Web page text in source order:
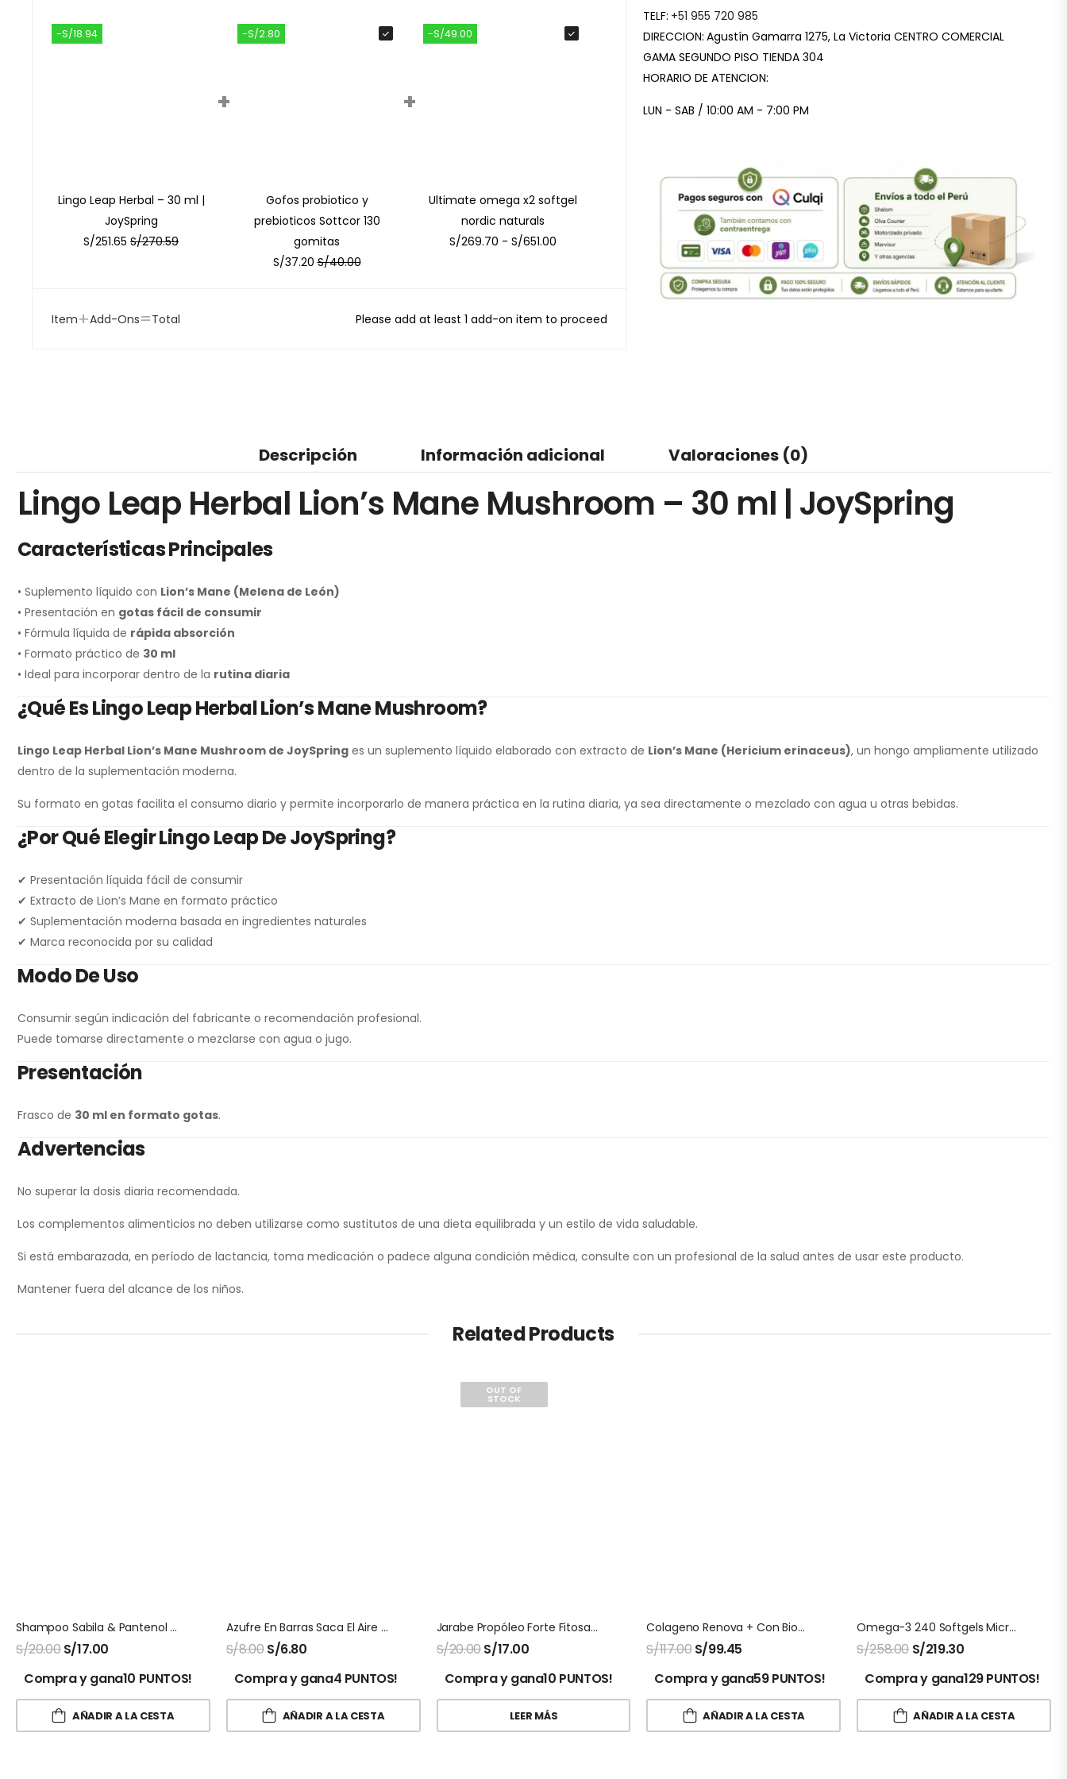
-S/18.94
Lingo Leap Herbal – 30 ml |
JoySpring
S/251.65 S/270.59
+
-S/2.80
Gofos probiotico y
prebioticos Sottcor 130
gomitas
S/37.20 S/40.00
+
-S/49.00
Ultimate omega x2 softgel
nordic naturals
S/269.70 - S/651.00
Item+Add-Ons=Total Please add at least 1 add-on item to proceed
TELF: +51 955 720 985
DIRECCION: Agustín Gamarra 1275, La Victoria CENTRO COMERCIAL
GAMA SEGUNDO PISO TIENDA 304
HORARIO DE ATENCION:
LUN - SAB / 10:00 AM - 7:00 PM
Descripción Información adicional Valoraciones (0)
Lingo Leap Herbal Lion’s Mane Mushroom – 30 ml | JoySpring
Características Principales
• Suplemento líquido con Lion’s Mane (Melena de León)
• Presentación en gotas fácil de consumir
• Fórmula líquida de rápida absorción
• Formato práctico de 30 ml
• Ideal para incorporar dentro de la rutina diaria
¿Qué Es Lingo Leap Herbal Lion’s Mane Mushroom?
Lingo Leap Herbal Lion’s Mane Mushroom de JoySpring es un suplemento líquido elaborado con extracto de Lion’s Mane (Hericium erinaceus), un hongo ampliamente utilizado
dentro de la suplementación moderna.
Su formato en gotas facilita el consumo diario y permite incorporarlo de manera práctica en la rutina diaria, ya sea directamente o mezclado con agua u otras bebidas.
¿Por Qué Elegir Lingo Leap De JoySpring?
✔ Presentación líquida fácil de consumir
✔ Extracto de Lion’s Mane en formato práctico
✔ Suplementación moderna basada en ingredientes naturales
✔ Marca reconocida por su calidad
Modo De Uso
Consumir según indicación del fabricante o recomendación profesional.
Puede tomarse directamente o mezclarse con agua o jugo.
Presentación
Frasco de 30 ml en formato gotas.
Advertencias
No superar la dosis diaria recomendada.
Los complementos alimenticios no deben utilizarse como sustitutos de una dieta equilibrada y un estilo de vida saludable.
Si está embarazada, en período de lactancia, toma medicación o padece alguna condición médica, consulte con un profesional de la salud antes de usar este producto.
Mantener fuera del alcance de los niños.
Related Products
Shampoo Sabila & Pantenol Beia
S/20.00 S/17.00
Compra y gana10 PUNTOS!
AÑADIR A LA CESTA
Azufre En Barras Saca El Aire X 6 Unids
S/8.00S/6.80
Compra y gana4 PUNTOS!
AÑADIR A LA CESTA
OUT OF
STOCK
Jarabe Propóleo Forte Fitosana
S/20.00S/17.00
Compra y gana10 PUNTOS!
LEER MÁS
Colageno Renova + Con Biopeptidos Activos
S/117.00 S/99.45
Compra y gana59 PUNTOS!
AÑADIR A LA CESTA
Omega-3 240 Softgels Microingredients
S/258.00 S/219.30
Compra y gana129 PUNTOS!
AÑADIR A LA CESTA